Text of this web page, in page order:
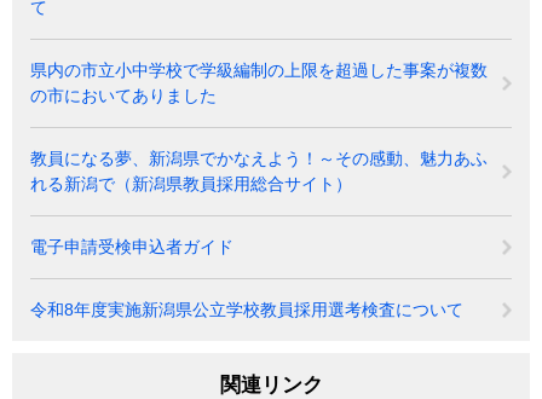
て
県内の市立小中学校で学級編制の上限を超過した事案が複数
の市においてありました
教員になる夢、新潟県でかなえよう！～その感動、魅力あふ
れる新潟で（新潟県教員採用総合サイト）
電子申請受検申込者ガイド
令和8年度実施新潟県公立学校教員採用選考検査について
関連リンク